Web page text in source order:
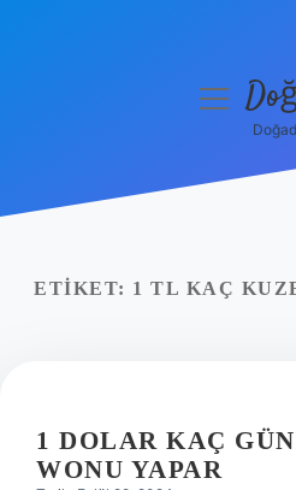
Yasal Uyarı
menüyü
ETIKET: 1 TL KAÇ
1 DOLAR KAÇ
WONU YAPAR